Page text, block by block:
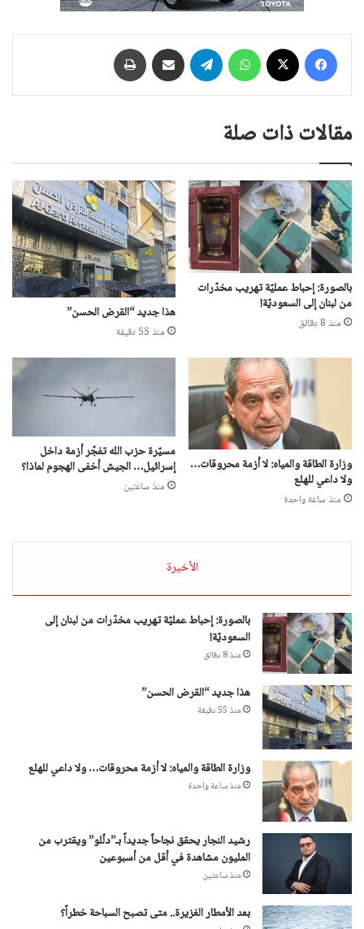
فيسبوك واتساب تيلقرام مشاركة عبر البريد
مقالات ذات صلة
بالصورة: إحباط عمليّة تهريب مخدّرات
من لبنان إلى السعوديّة!
منذ 8 دقائق
هذا جديد “القرض الحسن”
منذ 55 دقيقة
وزارة الطاقة والمياه: لا أزمة محروقات…
ولا داعي للهلع
منذ ساعة واحدة
مسيّرة حزب الله تفجّر أزمة داخل
إسرائيل… الجيش أخفى الهجوم لماذا؟
منذ ساعتين
الأخيرة
بالصورة: إحباط عمليّة تهريب مخدّرات من لبنان إلى
السعوديّة!
منذ 8 دقائق
هذا جديد “القرض الحسن”
منذ 55 دقيقة
وزارة الطاقة والمياه: لا أزمة محروقات… ولا داعي للهلع
منذ ساعة واحدة
رشيد النجار يحقق نجاحاً جديداً بـ”دلّلو” ويقترب من
المليون مشاهدة في أقل من أسبوعين
منذ ساعتين
بعد الأمطار الغزيرة.. متى تصبح السباحة خطراً؟